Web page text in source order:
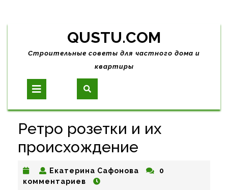
Skip
content
QUSTU.COM
Строительные советы для частного дома и
квартиры
Open
Button
Ретро розетки и их
происхождение
Екатерина Сафонова Екатерина
0
комментариев